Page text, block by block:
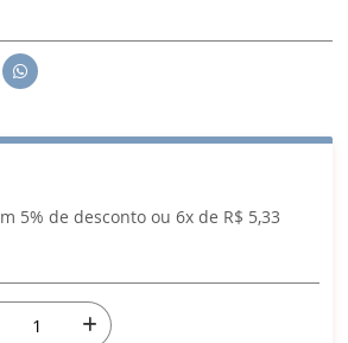
5% de desconto ou 6x de R$ 5,33